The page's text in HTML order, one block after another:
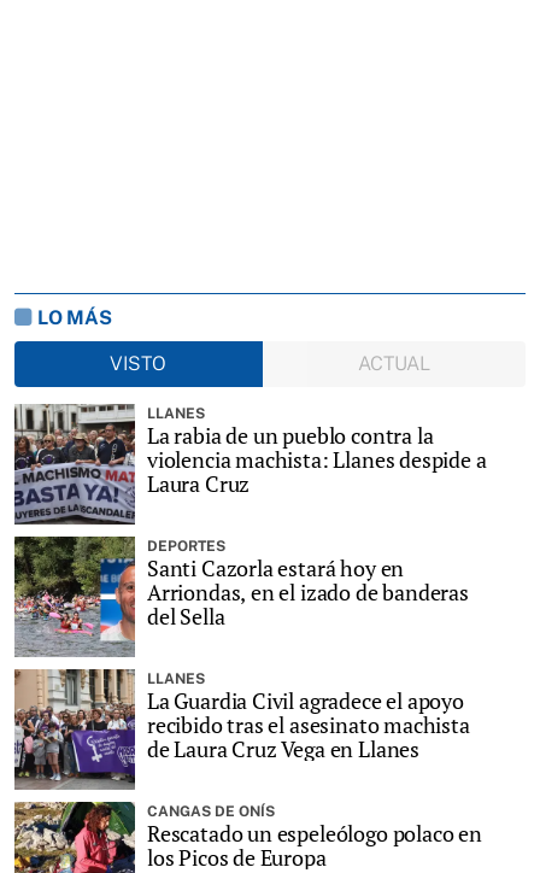
LO MÁS
VISTO
ACTUAL
LLANES
La rabia de un pueblo contra la
violencia machista: Llanes despide a
Laura Cruz
DEPORTES
Santi Cazorla estará hoy en
Arriondas, en el izado de banderas
del Sella
LLANES
La Guardia Civil agradece el apoyo
recibido tras el asesinato machista
de Laura Cruz Vega en Llanes
CANGAS DE ONÍS
Rescatado un espeleólogo polaco en
los Picos de Europa